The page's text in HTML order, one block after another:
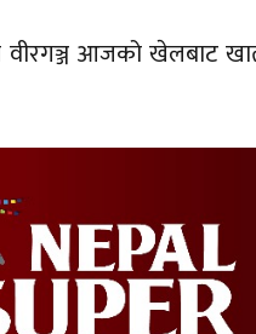
आजको खेलबाट